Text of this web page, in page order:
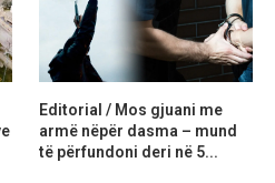
Editorial / Mos gjuani me
armë nëpër dasma – mund
të përfundoni deri në 5...